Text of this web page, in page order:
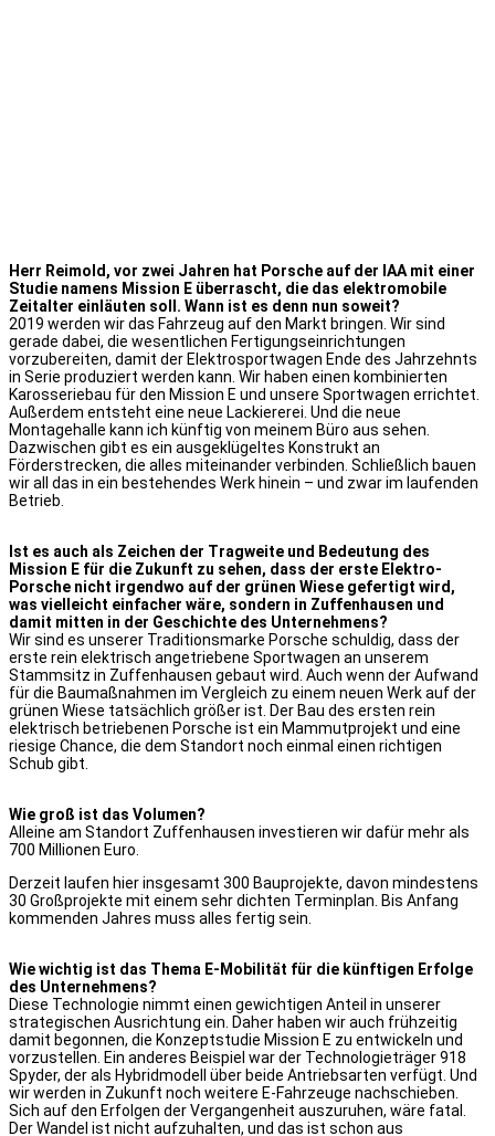
Herr Reimold, vor zwei Jahren hat Porsche auf der IAA mit einer
Studie namens Mission E überrascht, die das elektromobile
Zeitalter einläuten soll. Wann ist es denn nun soweit?
2019 werden wir das Fahrzeug auf den Markt bringen. Wir sind
gerade dabei, die wesentlichen Fertigungseinrichtungen
vorzubereiten, damit der Elektrosportwagen Ende des Jahrzehnts
in Serie produziert werden kann. Wir haben einen kombinierten
Karosseriebau für den Mission E und unsere Sportwagen errichtet.
Außerdem entsteht eine neue Lackiererei. Und die neue
Montagehalle kann ich künftig von meinem Büro aus sehen.
Dazwischen gibt es ein ausgeklügeltes Konstrukt an
Förderstrecken, die alles miteinander verbinden. Schließlich bauen
wir all das in ein bestehendes Werk hinein – und zwar im laufenden
Betrieb.
Ist es auch als Zeichen der Tragweite und Bedeutung des
Mission E für die Zukunft zu sehen, dass der erste Elektro-
Porsche nicht irgendwo auf der grünen Wiese gefertigt wird,
was vielleicht einfacher wäre, sondern in Zuffenhausen und
damit mitten in der Geschichte des Unternehmens?
Wir sind es unserer Traditionsmarke Porsche schuldig, dass der
erste rein elektrisch angetriebene Sportwagen an unserem
Stammsitz in Zuffenhausen gebaut wird. Auch wenn der Aufwand
für die Baumaßnahmen im Vergleich zu einem neuen Werk auf der
grünen Wiese tatsächlich größer ist. Der Bau des ersten rein
elektrisch betriebenen Porsche ist ein Mammutprojekt und eine
riesige Chance, die dem Standort noch einmal einen richtigen
Schub gibt.
Wie groß ist das Volumen?
Alleine am Standort Zuffenhausen investieren wir dafür mehr als
700 Millionen Euro.
Derzeit laufen hier insgesamt 300 Bauprojekte, davon mindestens
30 Großprojekte mit einem sehr dichten Terminplan. Bis Anfang
kommenden Jahres muss alles fertig sein.
Wie wichtig ist das Thema E-Mobilität für die künftigen Erfolge
des Unternehmens?
Diese Technologie nimmt einen gewichtigen Anteil in unserer
strategischen Ausrichtung ein. Daher haben wir auch frühzeitig
damit begonnen, die Konzeptstudie Mission E zu entwickeln und
vorzustellen. Ein anderes Beispiel war der Technologieträger 918
Spyder, der als Hybridmodell über beide Antriebsarten verfügt. Und
wir werden in Zukunft noch weitere E-Fahrzeuge nachschieben.
Sich auf den Erfolgen der Vergangenheit auszuruhen, wäre fatal.
Der Wandel ist nicht aufzuhalten, und das ist schon aus